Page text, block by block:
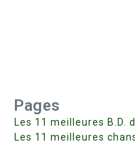
Pages
Les 11 meilleures B.D.
Les 11 meilleures